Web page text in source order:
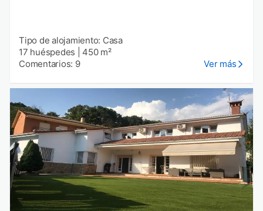
Tipo de alojamiento: Casa
17 huéspedes
450 m²
Comentarios: 9
Ver más